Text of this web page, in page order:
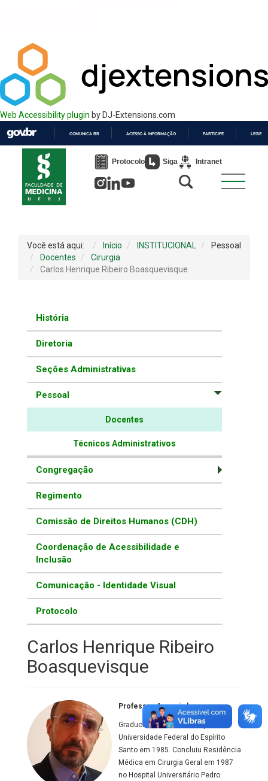
Web Accessibility plugin by DJ-Extensions.com
PARA
COMUNICA BR ACESSO À INFORMAÇÃO PARTICIPE
Protocolo Siga Intranet
Você está aqui: Início INSTITUCIONAL
Pessoal
Docentes
Cirurgia
Carlos Henrique Ribeiro Boasquevisque
História
Diretoria
Seções Administrativas
Pessoal
Docentes
Técnicos Administrativos
Congregação
Regimento
Comissão de Direitos Humanos (CDH)
Coordenação de Acessibilidade e
Inclusão
Comunicação - Identidade Visual
Protocolo
Carlos Henrique Ribeiro
Boasquevisque
Professor Associado
Graduou-se em Medicina pela
Universidade Federal do Espírito
Santo em 1985. Concluiu Residência
Médica em Cirurgia Geral em 1987
no Hospital Universitário Pedro